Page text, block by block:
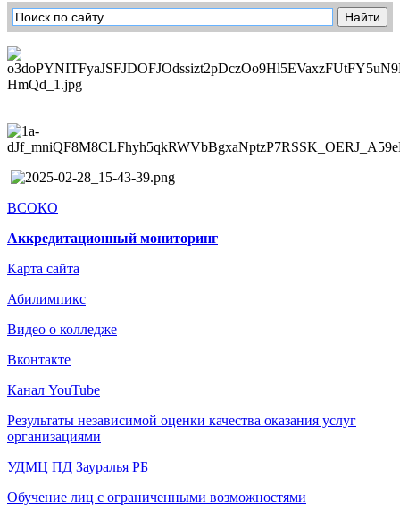
ВСОКО
Аккредитационный мониторинг
Карта сайта
Абилимпикс
Видео о колледже
Вконтакте
Канал YouTube
Результаты независимой оценки качества оказания услуг
организациями
УДМЦ ПД Зауралья РБ
Обучение лиц с ограниченными возможностями